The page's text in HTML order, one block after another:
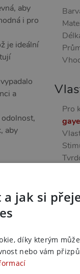
aby
i pro
je ideální
a
aby
Pro
gaye
Náš
a jak si
díky kterým
nebo vám